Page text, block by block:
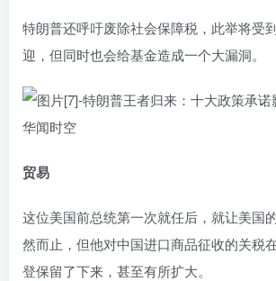
特朗普还呼吁废除社会保障税，此举将受
迎，但同时也会给基金造成一个大漏洞。
贸易
这位美国前总统第一次就任后，就让美国
然而止，但他对中国进口商品征收的关税
登保留了下来，甚至有所扩大。